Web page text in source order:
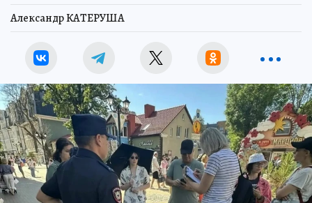
Александр КАТЕРУША